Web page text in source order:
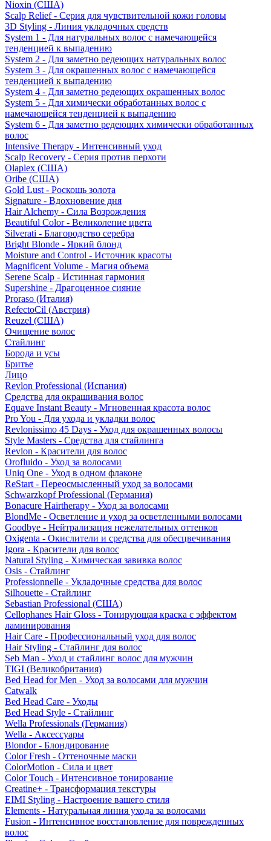
Nioxin (США)
Scalp Relief - Серия для чувствительной кожи головы
3D Styling - Линия укладочных средств
System 1 - Для натуральных волос с намечающейся
тенденцией к выпадению
System 2 - Для заметно редеющих натуральных волос
System 3 - Для окрашенных волос с намечающейся
тенденцией к выпадению
System 4 - Для заметно редеющих окрашенных волос
System 5 - Для химически обработанных волос с
намечающейся тенденцией к выпадению
System 6 - Для заметно редеющих химически обработанных
волос
Intensive Therapy - Интенсивный уход
Scalp Recovery - Серия против перхоти
Olaplex (США)
Oribe (США)
Gold Lust - Роскошь золота
Signature - Вдохновение дня
Hair Alchemy - Сила Возрождения
Beautiful Color - Великолепие цвета
Silverati - Благородство серебра
Bright Blonde - Яркий блонд
Moisture and Control - Источник красоты
Magnificent Volume - Магия объема
Serene Scalp - Истинная гармония
Supershine - Драгоценное сияние
Proraso (Италия)
RefectoCil (Австрия)
Reuzel (США)
Очищение волос
Стайлинг
Борода и усы
Бритье
Лицо
Revlon Professional (Испания)
Средства для окрашивания волос
Equave Instant Beauty - Мгновенная красота волос
Pro You - Для ухода и укладки волос
Revlonissimo 45 Days - Уход для окрашенных волосы
Style Masters - Средства для стайлинга
Revlon - Красители для волос
Orofluido - Уход за волосами
Uniq One - Уход в одном флаконе
ReStart - Переосмысленный уход за волосами
Schwarzkopf Professional (Германия)
Bonacure Hairtherapy - Уход за волосами
BlondMe - Осветление и уход за осветленными волосами
Goodbye - Нейтрализация нежелательных оттенков
Oxigenta - Окислители и средства для обесцвечивания
Igora - Красители для волос
Natural Styling - Химическая завивка волос
Osis - Стайлинг
Professionnelle - Укладочные средства для волос
Silhouette - Стайлинг
Sebastian Professional (США)
Cellophanes Hair Gloss - Тонирующая краска с эффектом
ламинирования
Hair Care - Профессиональный уход для волос
Hair Styling - Стайлинг для волос
Seb Man - Уход и стайлинг волос для мужчин
TIGI (Великобритания)
Bed Head for Men - Уход за волосами для мужчин
Catwalk
Bed Head Care - Уходы
Bed Head Style - Стайлинг
Wella Professionals (Германия)
Wella - Аксессуары
Blondor - Блондирование
Color Fresh - Оттеночные маски
ColorMotion - Сила и цвет
Color Touch - Интенсивное тонирование
Creatine+ - Трансформация текстуры
EIMI Styling - Настроение вашего стиля
Elements - Натуральная линия ухода за волосами
Fusion - Интенсивное восстановление для поврежденных
волос